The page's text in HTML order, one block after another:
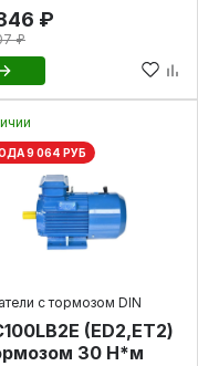
₽
₽
9 064 РУБ
с тормозом DIN
(ED2,ET2)
30 Н*м